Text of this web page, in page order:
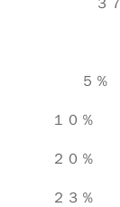
超 ３７
５％
下 １０％
下 ２０％
下 ２３％